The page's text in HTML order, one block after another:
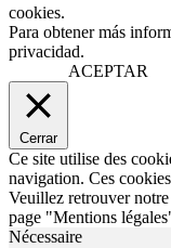
cookies.
Para obtener más
privacidad.
ACEPTAR
Cerrar
Ce site utilise des
navigation. Ces
Veuillez retrouver
page "Mentions
Nécessaire